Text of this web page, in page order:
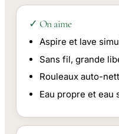
✓ On aime
Aspire et lave
Sans fil, grande
Rouleaux auto-
Eau propre et eau